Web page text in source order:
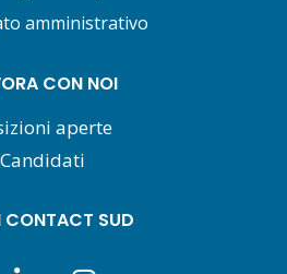
amministrativo
CON NOI
aperte
Candidati
CONTACT SUD